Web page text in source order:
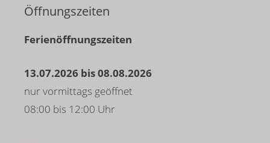
Öffnungszeiten
Ferienöffnungszeiten
13.07.2026 bis 08.08.2026
nur vormittags geöffnet
08:00 bis 12:00 Uhr